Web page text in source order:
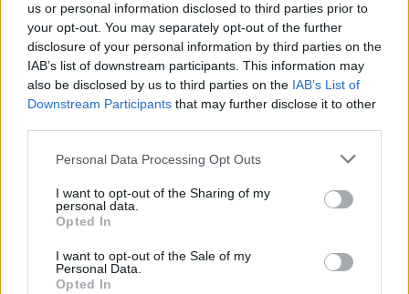
us or personal information disclosed to third parties prior to
your opt-out. You may separately opt-out of the further
disclosure of your personal information by third parties on the
IAB’s list of downstream participants. This information may
also be disclosed by us to third parties on the IAB’s List of
Downstream Participants that may further disclose it to other
Personal Data Processing Opt Outs
I want to opt-out of the Sharing of my
personal data.
Opted In
I want to opt-out of the Sale of my
Personal Data.
Opted In
9) Edimburgo 25
10) Stormers 24 (-24)
11) Connacht 24 (-27)
12) Lions 23 (-10, 5 vittorie)
13) Ospreys 23 (-1, 4 vittorie)
15) Zebre 20
16) Dragons 8